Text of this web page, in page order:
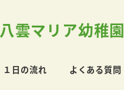
八雲マリア幼稚園
１日の流れ よくある質問